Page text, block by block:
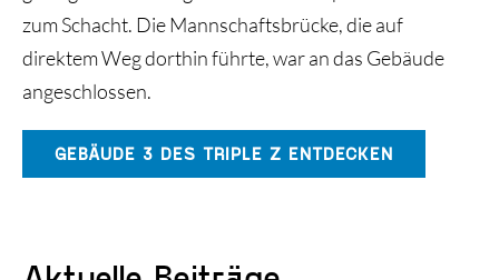
zum Schacht. Die Mannschaftsbrücke, die auf
direktem Weg dorthin führte, war an das Gebäude
angeschlossen.
GEBÄUDE 3 DES TRIPLE Z ENTDECKEN